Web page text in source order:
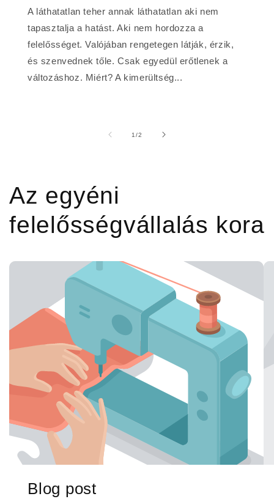
A láthatatlan teher annak láthatatlan aki nem
tapasztalja a hatást. Aki nem hordozza a
felelősséget. Valójában rengetegen látják, érzik,
és szenvednek tőle. Csak egyedül erőtlenek a
változáshoz. Miért? A kimerültség...
1/of
2
Az egyéni
felelősségvállalás kora
Blog post